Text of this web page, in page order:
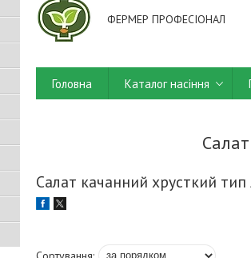
ФЕРМЕР ПРОФЕСІОНАЛ
Головна Каталог насіння
Салат качанний хрусткий тип